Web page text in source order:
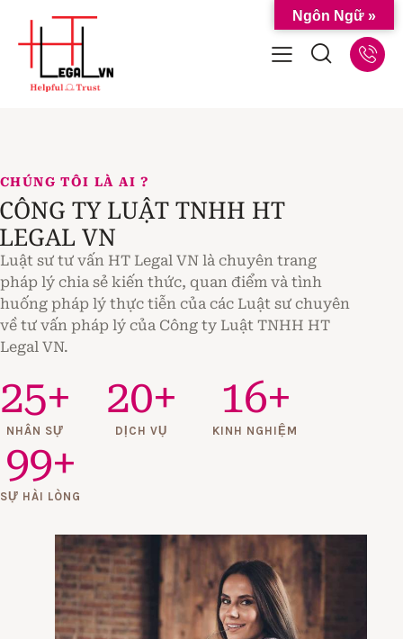
CHÚNG TÔI LÀ AI ?
CÔNG TY LUẬT TNHH HT
LEGAL VN
Luật sư tư vấn HT Legal VN là chuyên trang
pháp lý chia sẻ kiến thức, quan điểm và tình
huống pháp lý thực tiễn của các Luật sư chuyên
về tư vấn pháp lý của Công ty Luật TNHH HT
Legal VN.
NHÂN SỰ
25+
DỊCH VỤ
20+
KINH NGHIỆM
16+
SỰ HÀI LÒNG
99+
Ngôn Ngữ »